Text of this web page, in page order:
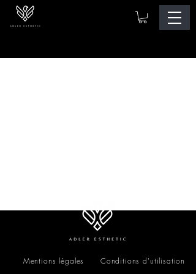
Mentions légales Conditions d'utilisation